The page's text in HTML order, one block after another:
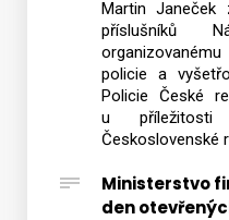
Martin Janeček
příslušníků
policie a
Policie České
u
Československé
Ministerstvo
den